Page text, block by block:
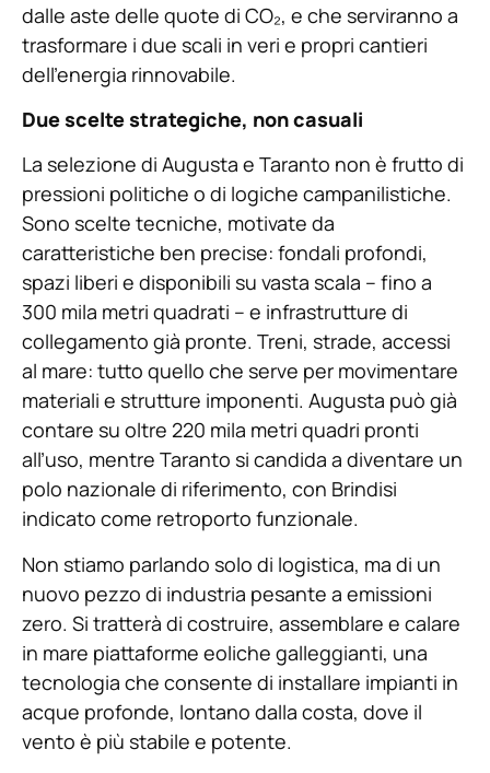
dalle aste delle quote di CO₂, e che serviranno a
trasformare i due scali in veri e propri cantieri
dell’energia rinnovabile.
Due scelte strategiche, non casuali
La selezione di Augusta e Taranto non è frutto di
pressioni politiche o di logiche campanilistiche.
Sono scelte tecniche, motivate da
caratteristiche ben precise: fondali profondi,
spazi liberi e disponibili su vasta scala – fino a
300 mila metri quadrati – e infrastrutture di
collegamento già pronte. Treni, strade, accessi
al mare: tutto quello che serve per movimentare
materiali e strutture imponenti. Augusta può già
contare su oltre 220 mila metri quadri pronti
all’uso, mentre Taranto si candida a diventare un
polo nazionale di riferimento, con Brindisi
indicato come retroporto funzionale.
Non stiamo parlando solo di logistica, ma di un
nuovo pezzo di industria pesante a emissioni
zero. Si tratterà di costruire, assemblare e calare
in mare piattaforme eoliche galleggianti, una
tecnologia che consente di installare impianti in
acque profonde, lontano dalla costa, dove il
vento è più stabile e potente.